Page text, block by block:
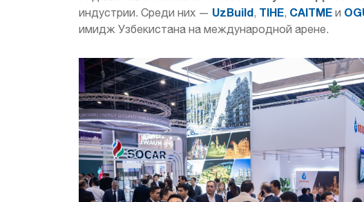
индустрии. Среди них — UzBuild, TIHE, CAITME и
имидж Узбекистана на международной арене.